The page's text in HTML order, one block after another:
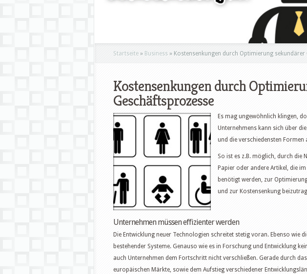
Startseite » Business » Kostensenkungen durch Optimierung
Kostensenkungen durch
Geschäftsprozesse
Es mag ungewöhnlich klingen,
Unternehmens kann sich über
und die verschiedensten Formen
So ist es z.B. möglich, durch die
Papier oder andere Artikel, die
benötigt werden, zur
und zur Kostensenkung
Unternehmen müssen effizienter werden
Die Entwicklung neuer Technologien schreitet stetig voran. Ebenso wie
bestehender Systeme. Genauso wie es in Forschung und Entwicklung
auch Unternehmen dem Fortschritt nicht verschließen. Gerade durch
europäischen Märkte, sowie dem Aufstieg verschiedener